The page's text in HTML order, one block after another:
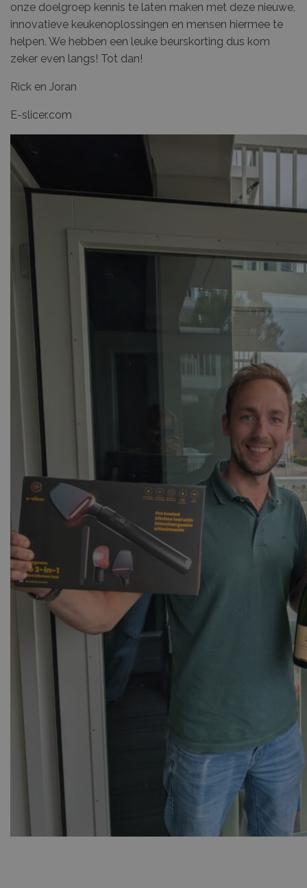
onze doelgroep kennis te laten maken met deze nieuwe,
innovatieve keukenoplossingen en mensen hiermee te
helpen. We hebben een leuke beurskorting dus kom
zeker even langs! Tot dan!
Rick en Joran
E-slicer.com